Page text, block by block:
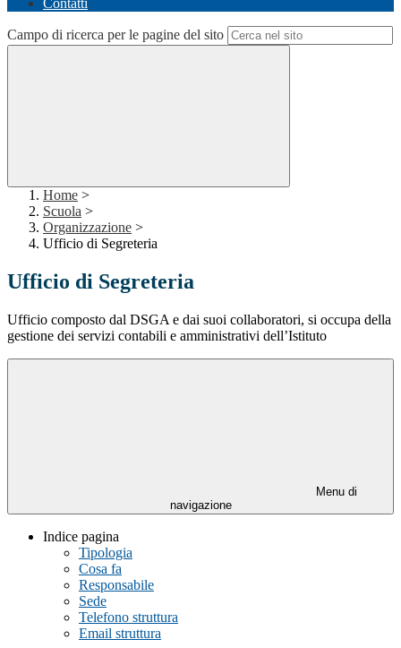
Contatti
Campo di ricerca per le pagine del sito
Home >
Scuola >
Organizzazione >
Ufficio di Segreteria
Ufficio di Segreteria
Ufficio composto dal DSGA e dai suoi collaboratori, si occupa della
gestione dei servizi contabili e amministrativi dell’Istituto
Menu di
navigazione
Indice pagina
Tipologia
Cosa fa
Responsabile
Sede
Telefono struttura
Email struttura